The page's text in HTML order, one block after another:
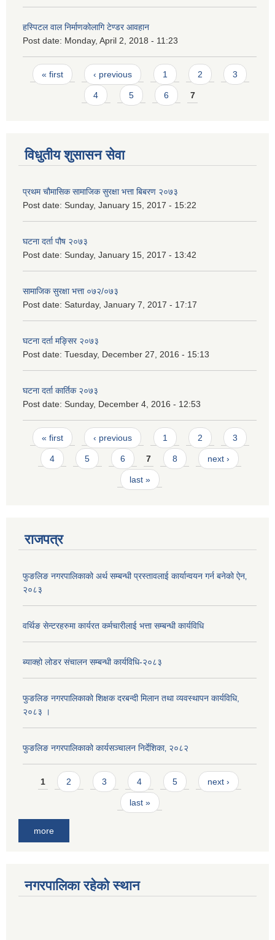
हस्पिटल वाल निर्माणकोलागि टेण्डर आवहान
Post date: Monday, April 2, 2018 - 11:23
Pages
« first ‹ previous 1 2 3
4 5 6 7
विधुतीय शुसासन सेवा
प्रथम चौमासिक सामाजिक सुरक्षा भत्ता बिबरण २०७३
Post date: Sunday, January 15, 2017 - 15:22
घटना दर्ता पौष २०७३
Post date: Sunday, January 15, 2017 - 13:42
सामाजिक सुरक्षा भत्ता ०७२/०७३
Post date: Saturday, January 7, 2017 - 17:17
घटना दर्ता मङ्सिर २०७३
Post date: Tuesday, December 27, 2016 - 15:13
घटना दर्ता कार्तिक २०७३
Post date: Sunday, December 4, 2016 - 12:53
Pages
« first ‹ previous 1 2 3
4 5 6 7 8 next ›
last »
राजपत्र
फुङलिङ नगरपालिकाको अर्थ सम्बन्धी प्रस्तावलाई कार्यान्वयन गर्न बनेको ऐन‚
२०८३
वर्थिङ सेन्टरहरुमा कार्यरत कर्मचारीलाई भत्ता सम्बन्धी कार्यविधि
ब्याक्हो लोडर संचालन सम्बन्धी कार्यविधि-२०८३
फुङलिङ नगरपालिकाको शिक्षक दरबन्दी मिलान तथा व्यवस्थापन कार्यविधि,
२०८३ ।
फुङलिङ नगरपालिकाको कार्यसञ्चालन निर्देशिका‚ २०८२
Pages
1 2 3 4 5 next ›
last »
more
नगरपालिका रहेको स्थान